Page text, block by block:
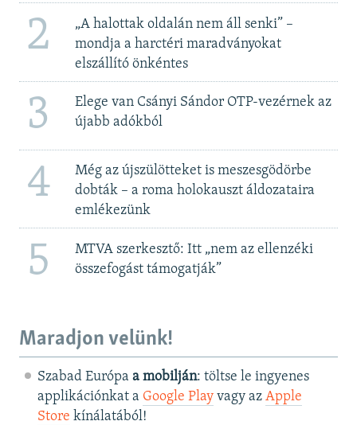
2
„A halottak oldalán nem áll senki” –
mondja a harctéri maradványokat
elszállító önkéntes
3
Elege van Csányi Sándor OTP-vezérnek az
újabb adókból
4
Még az újszülötteket is meszesgödörbe
dobták – a roma holokauszt áldozataira
emlékezünk
5
MTVA szerkesztő: Itt „nem az ellenzéki
összefogást támogatják”
Maradjon velünk!
Szabad Európa a mobilján: töltse le ingyenes
applikációnkat a Google Playvagy az Apple
Store kínálatából!